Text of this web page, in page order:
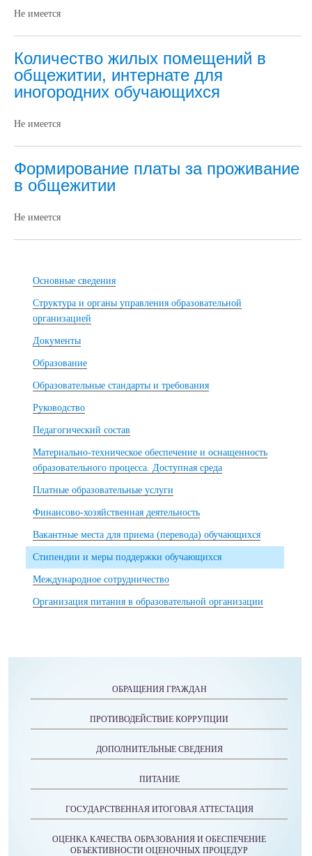
Не имеется
Количество жилых помещений в
общежитии, интернате для
иногородних обучающихся
Не имеется
Формирование платы за проживание
в общежитии
Не имеется
Основные сведения
Структура и органы управления образовательной
организацией
Документы
Образование
Образовательные стандарты и требования
Руководство
Педагогический состав
Материально-техническое обеспечение и оснащенность
образовательного процесса. Доступная среда
Платные образовательные услуги
Финансово-хозяйственная деятельность
Вакантные места для приема (перевода) обучающихся
Стипендии и меры поддержки обучающихся
Международное сотрудничество
Организация питания в образовательной организации
ОБРАЩЕНИЯ ГРАЖДАН
ПРОТИВОДЕЙСТВИЕ КОРРУПЦИИ
ДОПОЛНИТЕЛЬНЫЕ СВЕДЕНИЯ
ПИТАНИЕ
ГОСУДАРСТВЕННАЯ ИТОГОВАЯ АТТЕСТАЦИЯ
ОЦЕНКА КАЧЕСТВА ОБРАЗОВАНИЯ И ОБЕСПЕЧЕНИЕ
ОБЪЕКТИВНОСТИ ОЦЕНОЧНЫХ ПРОЦЕДУР